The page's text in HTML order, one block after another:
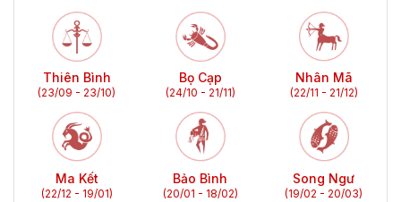
Thiên Bình
(23/09 - 23/10)
Bọ Cạp
(24/10 - 21/11)
Nhân Mã
(22/11 - 21/12)
Ma Kết
(22/12 - 19/01)
Bảo Bình
(20/01 - 18/02)
Song Ngư
(19/02 - 20/03)